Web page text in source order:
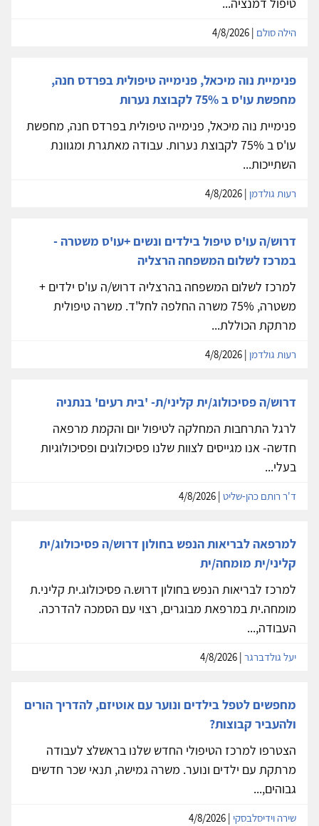
טיפול דמנציה...
הילה סולם
פנימיית נוה מיכאל, פנימייה טיפולית בפרדס חנה,
מחפשת עו'ס ב 75% לקבוצת נערות
פנימיית נוה מיכאל, פנימייה טיפולית בפרדס חנה, מחפשת
עו'ס ב 75% לקבוצת נערות. עבודה מאתגרת ומגוונת
השתייכות...
רעות גולדמן
דרוש/ה עו'ס טיפול בילדים ונשים +עו'ס משטרה -
במרכז לשלום המשפחה הרצליה
למרכז לשלום המשפחה בהרצליה דרוש/ה עו'ס ילדים +
משטרה, 75% משרה החלפה לחל'ד. משרה טיפולית
מרתקת הכוללת...
רעות גולדמן
דרוש/ה פסיכולוג/ית קליני/ת- 'בית רעים' בנתניה
לרגל התרחבות המחלקה לטיפול יום והקמת מרפאה
חדשה- אנו מגייסים לצוות שלנו פסיכולוגים ופסיכולוגיות
בעלי...
ד'ר רותם כהן-שליט
למרפאה לבריאות הנפש בחולון דרוש/ה פסיכולוג/ית
קליני/ית מומחה/ית
למרכז לבריאות הנפש בחולון דרוש.ה פסיכולוג.ית קליני.ת
מומחה.ית במרפאת מבוגרים, רצוי עם הסמכה להדרכה.
העבודה,...
יעל גולדברגר
מחפשים לטפל בילדים ונוער עם אוטיזם, להדריך הורים
ולהעביר קבוצות?
הצטרפו למרכז הטיפולי החדש שלנו בראשלצ לעבודה
מרתקת עם ילדים ונוער. משרה גמישה, תנאי שכר חדשים
גבוהים,...
שירה וידיסלבסקי